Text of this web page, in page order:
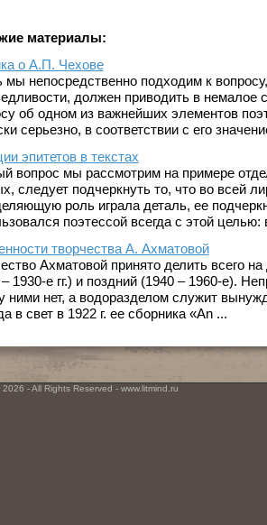
материалы:
о А.П. Чехове
мы непосредственно подходим к
должен приводить в немалое
об одном из важнейших элементов
серьезно, в соответствии с его
эпитетов в текстах
вопрос мы рассмотрим на примере
следует подчеркнуть то, что во всей
роль играла деталь, ее
поэтессой всегда с этой целью:
творчества А. Ахматовой
Ахматовой принято делить всего
1930-е гг.) и поздний (1940 – 1960-е).
ними нет, а водоразделом служит
в свет в 1922 г. ее сборника «An ...
- All Rights Reserved - www.litmind.ru